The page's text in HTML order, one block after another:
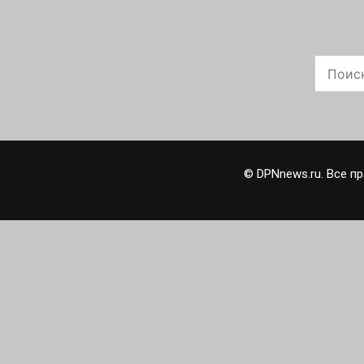
© DPNnews.ru. Все